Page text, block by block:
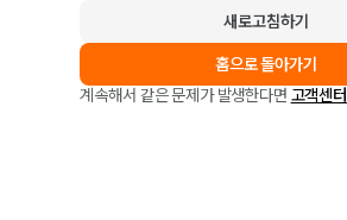
새로고침하기
홈으로 돌아가기
계속해서 같은 문제가 발생한다면 고객센터